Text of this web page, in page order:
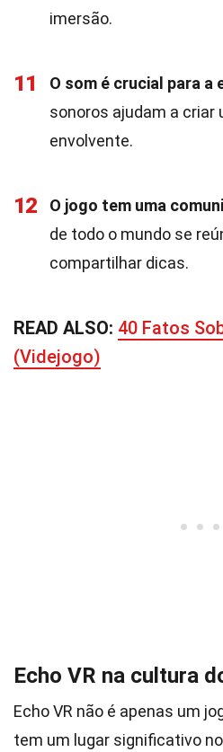
imersão.
11 O som é crucial para a
sonoros ajudam a criar
envolvente.
12 O jogo tem uma
de todo o mundo se
compartilhar dicas.
READ ALSO: 40 Fatos
(Videjogo)
Echo VR na cultura
Echo VR não é apenas um
tem um lugar significativo